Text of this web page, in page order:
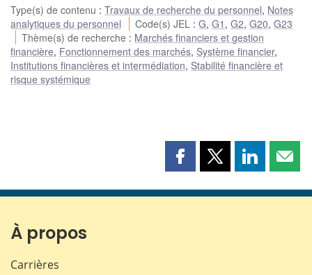
Type(s) de contenu : Travaux de recherche du personnel, Notes
analytiques du personnel
Code(s) JEL :G,G1 ,G2,G20,G23
Thème(s) de recherche : Marchés financiers et gestion
financière, Fonctionnement des marchés, Système financier,
Institutions financières et intermédiation, Stabilité financière et
risque systémique
Partager
page
Partager
page
Partager
page page
À propos
Carrières